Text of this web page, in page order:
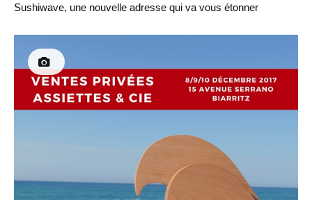
Sushiwave, une nouvelle adresse qui va vous étonner